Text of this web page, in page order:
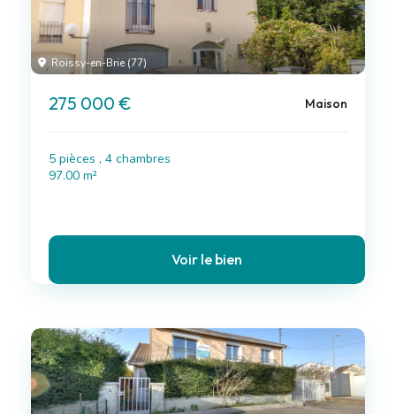
Roissy-en-Brie (77)
275 000 € Maison
5 pièces , 4 chambres
97.00 m²
Voir le bien